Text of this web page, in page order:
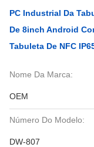
PC Industrial Da
De 8inch Android
Tabuleta De NFC
Nome Da Marca:
OEM
Número Do Modelo:
DW-807